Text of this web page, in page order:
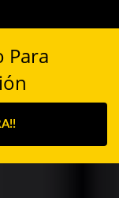
Para